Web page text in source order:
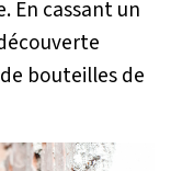
En cassant un
bouteilles de